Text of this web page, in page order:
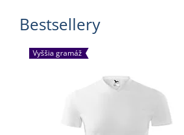
Bestsellery
Vyššia gramáž